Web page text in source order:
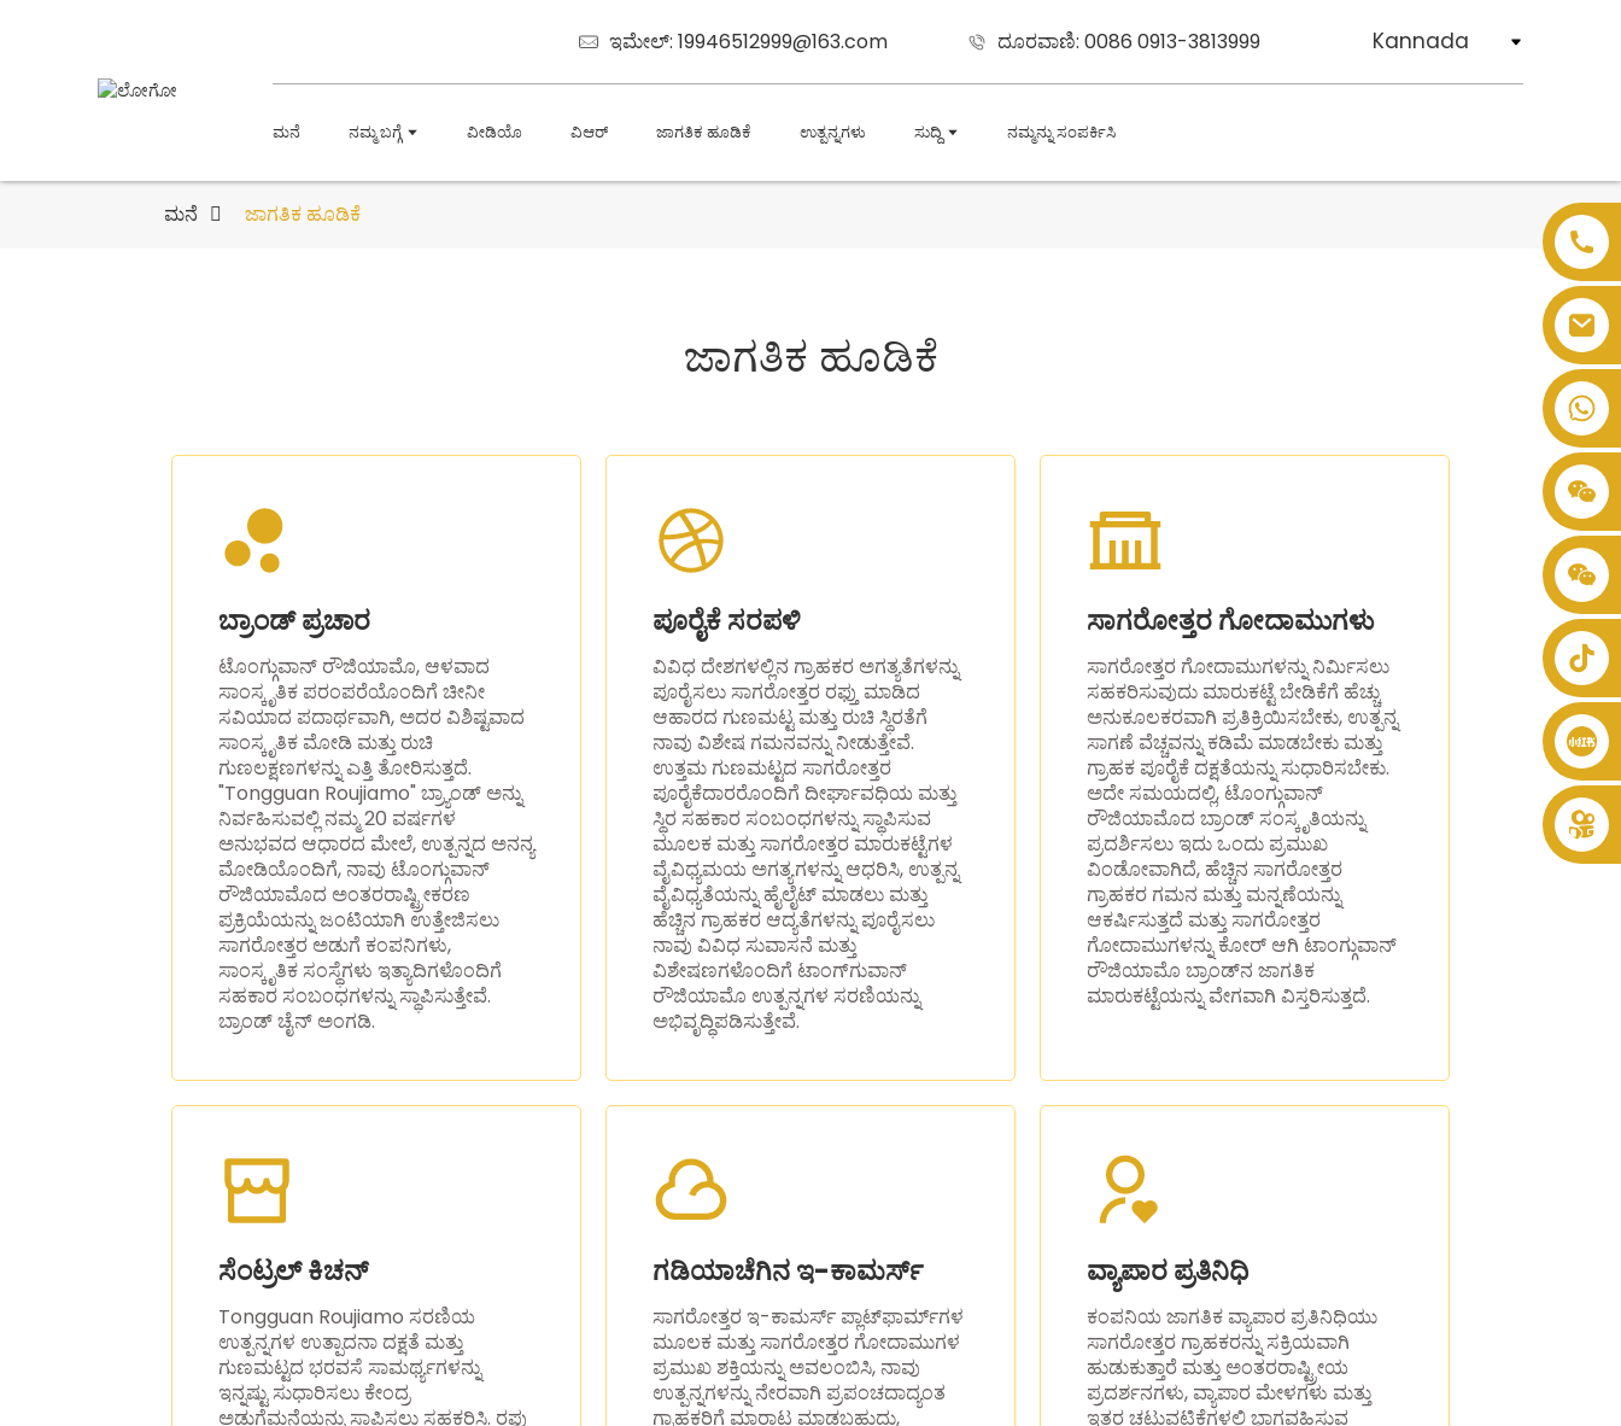
ಇಮೇಲ್: 19946512999@163.com ದೂರವಾಣಿ: 0086 0913-3813999 Kannada
ಮನೆ ನಮ್ಮ ಬಗ್ಗೆ ವೀಡಿಯೊ ವಿಆರ್ ಜಾಗತಿಕ ಹೂಡಿಕೆ ಉತ್ಪನ್ನಗಳು ಸುದ್ದಿ ನಮ್ಮನ್ನು ಸಂಪರ್ಕಿಸಿ
ಮನೆ ಜಾಗತಿಕ ಹೂಡಿಕೆ
ಜಾಗತಿಕ ಹೂಡಿಕೆ
ಬ್ರಾಂಡ್ ಪ್ರಚಾರ
ಟೊಂಗ್ಗುವಾನ್ ರೌಜಿಯಾಮೊ, ಆಳವಾದ
ಸಾಂಸ್ಕೃತಿಕ ಪರಂಪರೆಯೊಂದಿಗೆ ಚೀನೀ
ಸವಿಯಾದ ಪದಾರ್ಥವಾಗಿ, ಅದರ ವಿಶಿಷ್ಟವಾದ
ಸಾಂಸ್ಕೃತಿಕ ಮೋಡಿ ಮತ್ತು ರುಚಿ
ಗುಣಲಕ್ಷಣಗಳನ್ನು ಎತ್ತಿ ತೋರಿಸುತ್ತದೆ.
"Tongguan Roujiamo" ಬ್ರ್ಯಾಂಡ್ ಅನ್ನು
ನಿರ್ವಹಿಸುವಲ್ಲಿ ನಮ್ಮ 20 ವರ್ಷಗಳ
ಅನುಭವದ ಆಧಾರದ ಮೇಲೆ, ಉತ್ಪನ್ನದ ಅನನ್ಯ
ಮೋಡಿಯೊಂದಿಗೆ, ನಾವು ಟೊಂಗ್ಗುವಾನ್
ರೌಜಿಯಾಮೊದ ಅಂತರರಾಷ್ಟ್ರೀಕರಣ
ಪ್ರಕ್ರಿಯೆಯನ್ನು ಜಂಟಿಯಾಗಿ ಉತ್ತೇಜಿಸಲು
ಸಾಗರೋತ್ತರ ಅಡುಗೆ ಕಂಪನಿಗಳು,
ಸಾಂಸ್ಕೃತಿಕ ಸಂಸ್ಥೆಗಳು ಇತ್ಯಾದಿಗಳೊಂದಿಗೆ
ಸಹಕಾರ ಸಂಬಂಧಗಳನ್ನು ಸ್ಥಾಪಿಸುತ್ತೇವೆ.
ಬ್ರಾಂಡ್ ಚೈನ್ ಅಂಗಡಿ.
ಪೂರೈಕೆ ಸರಪಳಿ
ವಿವಿಧ ದೇಶಗಳಲ್ಲಿನ ಗ್ರಾಹಕರ ಅಗತ್ಯತೆಗಳನ್ನು
ಪೂರೈಸಲು ಸಾಗರೋತ್ತರ ರಫ್ತು ಮಾಡಿದ
ಆಹಾರದ ಗುಣಮಟ್ಟ ಮತ್ತು ರುಚಿ ಸ್ಥಿರತೆಗೆ
ನಾವು ವಿಶೇಷ ಗಮನವನ್ನು ನೀಡುತ್ತೇವೆ.
ಉತ್ತಮ ಗುಣಮಟ್ಟದ ಸಾಗರೋತ್ತರ
ಪೂರೈಕೆದಾರರೊಂದಿಗೆ ದೀರ್ಘಾವಧಿಯ ಮತ್ತು
ಸ್ಥಿರ ಸಹಕಾರ ಸಂಬಂಧಗಳನ್ನು ಸ್ಥಾಪಿಸುವ
ಮೂಲಕ ಮತ್ತು ಸಾಗರೋತ್ತರ ಮಾರುಕಟ್ಟೆಗಳ
ವೈವಿಧ್ಯಮಯ ಅಗತ್ಯಗಳನ್ನು ಆಧರಿಸಿ, ಉತ್ಪನ್ನ
ವೈವಿಧ್ಯತೆಯನ್ನು ಹೈಲೈಟ್ ಮಾಡಲು ಮತ್ತು
ಹೆಚ್ಚಿನ ಗ್ರಾಹಕರ ಆದ್ಯತೆಗಳನ್ನು ಪೂರೈಸಲು
ನಾವು ವಿವಿಧ ಸುವಾಸನೆ ಮತ್ತು
ವಿಶೇಷಣಗಳೊಂದಿಗೆ ಟಾಂಗ್‌ಗುವಾನ್
ರೌಜಿಯಾಮೊ ಉತ್ಪನ್ನಗಳ ಸರಣಿಯನ್ನು
ಅಭಿವೃದ್ಧಿಪಡಿಸುತ್ತೇವೆ.
ಸಾಗರೋತ್ತರ ಗೋದಾಮುಗಳು
ಸಾಗರೋತ್ತರ ಗೋದಾಮುಗಳನ್ನು ನಿರ್ಮಿಸಲು
ಸಹಕರಿಸುವುದು ಮಾರುಕಟ್ಟೆ ಬೇಡಿಕೆಗೆ ಹೆಚ್ಚು
ಅನುಕೂಲಕರವಾಗಿ ಪ್ರತಿಕ್ರಿಯಿಸಬೇಕು, ಉತ್ಪನ್ನ
ಸಾಗಣೆ ವೆಚ್ಚವನ್ನು ಕಡಿಮೆ ಮಾಡಬೇಕು ಮತ್ತು
ಗ್ರಾಹಕ ಪೂರೈಕೆ ದಕ್ಷತೆಯನ್ನು ಸುಧಾರಿಸಬೇಕು.
ಅದೇ ಸಮಯದಲ್ಲಿ, ಟೊಂಗ್ಗುವಾನ್
ರೌಜಿಯಾಮೊದ ಬ್ರಾಂಡ್ ಸಂಸ್ಕೃತಿಯನ್ನು
ಪ್ರದರ್ಶಿಸಲು ಇದು ಒಂದು ಪ್ರಮುಖ
ವಿಂಡೋವಾಗಿದೆ, ಹೆಚ್ಚಿನ ಸಾಗರೋತ್ತರ
ಗ್ರಾಹಕರ ಗಮನ ಮತ್ತು ಮನ್ನಣೆಯನ್ನು
ಆಕರ್ಷಿಸುತ್ತದೆ ಮತ್ತು ಸಾಗರೋತ್ತರ
ಗೋದಾಮುಗಳನ್ನು ಕೋರ್ ಆಗಿ ಟಾಂಗ್ಗುವಾನ್
ರೌಜಿಯಾಮೊ ಬ್ರಾಂಡ್‌ನ ಜಾಗತಿಕ
ಮಾರುಕಟ್ಟೆಯನ್ನು ವೇಗವಾಗಿ ವಿಸ್ತರಿಸುತ್ತದೆ.
ಸೆಂಟ್ರಲ್ ಕಿಚನ್
Tongguan Roujiamo ಸರಣಿಯ
ಉತ್ಪನ್ನಗಳ ಉತ್ಪಾದನಾ ದಕ್ಷತೆ ಮತ್ತು
ಗುಣಮಟ್ಟದ ಭರವಸೆ ಸಾಮರ್ಥ್ಯಗಳನ್ನು
ಇನ್ನಷ್ಟು ಸುಧಾರಿಸಲು ಕೇಂದ್ರ
ಅಡುಗೆಮನೆಯನ್ನು ಸ್ಥಾಪಿಸಲು ಸಹಕರಿಸಿ. ರಫ್ತು
ಗಡಿಯಾಚೆಗಿನ ಇ-ಕಾಮರ್ಸ್
ಸಾಗರೋತ್ತರ ಇ-ಕಾಮರ್ಸ್ ಪ್ಲಾಟ್‌ಫಾರ್ಮ್‌ಗಳ
ಮೂಲಕ ಮತ್ತು ಸಾಗರೋತ್ತರ ಗೋದಾಮುಗಳ
ಪ್ರಮುಖ ಶಕ್ತಿಯನ್ನು ಅವಲಂಬಿಸಿ, ನಾವು
ಉತ್ಪನ್ನಗಳನ್ನು ನೇರವಾಗಿ ಪ್ರಪಂಚದಾದ್ಯಂತ
ಗ್ರಾಹಕರಿಗೆ ಮಾರಾಟ ಮಾಡಬಹುದು,
ವ್ಯಾಪಾರ ಪ್ರತಿನಿಧಿ
ಕಂಪನಿಯ ಜಾಗತಿಕ ವ್ಯಾಪಾರ ಪ್ರತಿನಿಧಿಯು
ಸಾಗರೋತ್ತರ ಗ್ರಾಹಕರನ್ನು ಸಕ್ರಿಯವಾಗಿ
ಹುಡುಕುತ್ತಾರೆ ಮತ್ತು ಅಂತರರಾಷ್ಟ್ರೀಯ
ಪ್ರದರ್ಶನಗಳು, ವ್ಯಾಪಾರ ಮೇಳಗಳು ಮತ್ತು
ಇತರ ಚಟುವಟಿಕೆಗಳಲ್ಲಿ ಭಾಗವಹಿಸುವ